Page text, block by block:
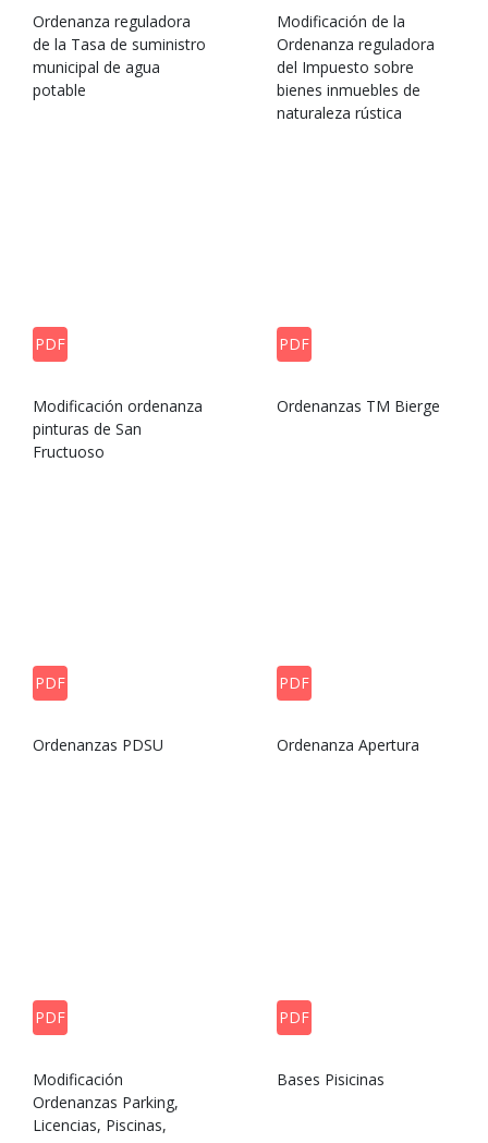
Ordenanza reguladora
de la Tasa de suministro
municipal de agua
potable
Modificación de la
Ordenanza reguladora
del Impuesto sobre
bienes inmuebles de
naturaleza rústica
PDF
Modificación ordenanza
pinturas de San
Fructuoso
PDF
Ordenanzas TM Bierge
PDF
Ordenanzas PDSU
PDF
Ordenanza Apertura
PDF
Modificación
Ordenanzas Parking,
Licencias, Piscinas,
PDF
Bases Pisicinas